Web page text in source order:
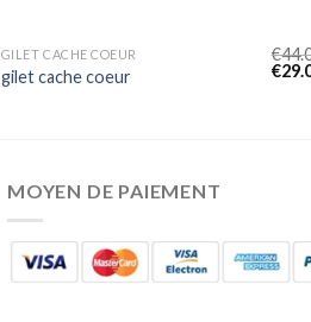
GILET CACHE COEUR
gilet cache coeur
€
€
MOYEN DE PAIEMENT